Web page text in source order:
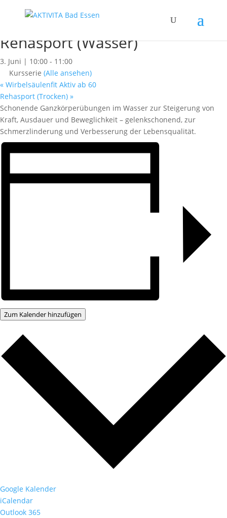
« Alle Kurse
Rehasport (Wasser)
3. Juni | 10:00 - 11:00
Kursserie (Alle ansehen)
« Wirbelsäulenfit Aktiv ab 60
Rehasport (Trocken) »
Schonende Ganzkörperübungen im Wasser zur Steigerung von
Kraft, Ausdauer und Beweglichkeit – gelenkschonend, zur
Schmerzlinderung und Verbesserung der Lebensqualität.
Zum Kalender hinzufügen
Google Kalender
iCalendar
Outlook 365